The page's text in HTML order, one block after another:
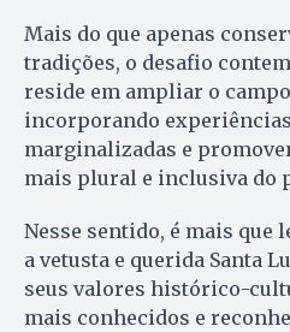
Mais do que apenas
tradições, o desafio
reside em ampliar o
incorporando
marginalizadas e
mais plural e inclusiva do
Nesse sentido, é mais que
a vetusta e querida Santa
seus valores histórico-
mais conhecidos e